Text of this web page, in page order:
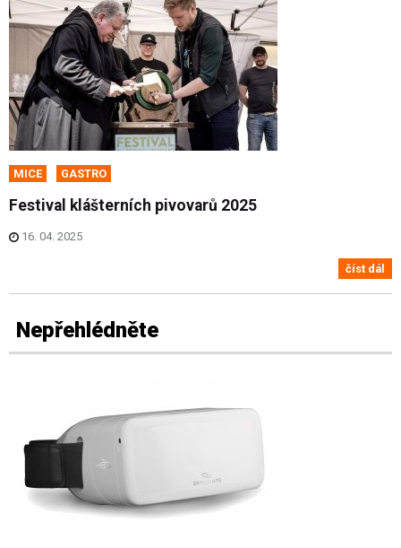
MICE GASTRO
Festival klášterních pivovarů 2025
16. 04. 2025
číst dál
Nepřehlédněte